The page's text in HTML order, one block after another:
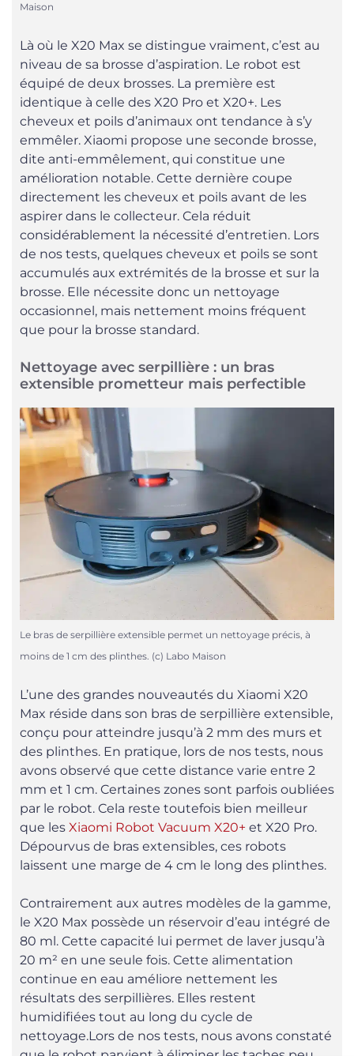
Maison
Là où le X20 Max se distingue vraiment, c’est au
niveau de sa brosse d’aspiration. Le robot est
équipé de deux brosses. La première est
identique à celle des X20 Pro et X20+. Les
cheveux et poils d’animaux ont tendance à s’y
emmêler. Xiaomi propose une seconde brosse,
dite anti-emmêlement, qui constitue une
amélioration notable. Cette dernière coupe
directement les cheveux et poils avant de les
aspirer dans le collecteur. Cela réduit
considérablement la nécessité d’entretien. Lors
de nos tests, quelques cheveux et poils se sont
accumulés aux extrémités de la brosse et sur la
brosse. Elle nécessite donc un nettoyage
occasionnel, mais nettement moins fréquent
que pour la brosse standard.
Nettoyage avec serpillière : un bras
extensible prometteur mais perfectible
Le bras de serpillière extensible permet un nettoyage précis, à
moins de 1 cm des plinthes. (c) Labo Maison
L’une des grandes nouveautés du Xiaomi X20
Max réside dans son bras de serpillière extensible,
conçu pour atteindre jusqu’à 2 mm des murs et
des plinthes. En pratique, lors de nos tests, nous
avons observé que cette distance varie entre 2
mm et 1 cm. Certaines zones sont parfois oubliées
par le robot. Cela reste toutefois bien meilleur
que les Xiaomi Robot Vacuum X20+ et X20 Pro.
Dépourvus de bras extensibles, ces robots
laissent une marge de 4 cm le long des plinthes.
Contrairement aux autres modèles de la gamme,
le X20 Max possède un réservoir d’eau intégré de
80 ml. Cette capacité lui permet de laver jusqu’à
20 m² en une seule fois. Cette alimentation
continue en eau améliore nettement les
résultats des serpillières. Elles restent
humidifiées tout au long du cycle de
nettoyage.Lors de nos tests, nous avons constaté